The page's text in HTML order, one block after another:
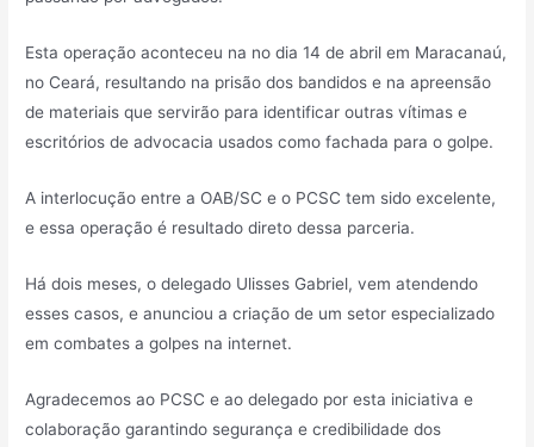
Esta operação aconteceu na no dia 14 de abril em Maracanaú,
no Ceará, resultando na prisão dos bandidos e na apreensão
de materiais que servirão para identificar outras vítimas e
escritórios de advocacia usados como fachada para o golpe.
A interlocução entre a OAB/SC e o PCSC tem sido excelente,
e essa operação é resultado direto dessa parceria.
Há dois meses, o delegado Ulisses Gabriel, vem atendendo
esses casos, e anunciou a criação de um setor especializado
em combates a golpes na internet.
Agradecemos ao PCSC e ao delegado por esta iniciativa e
colaboração garantindo segurança e credibilidade dos